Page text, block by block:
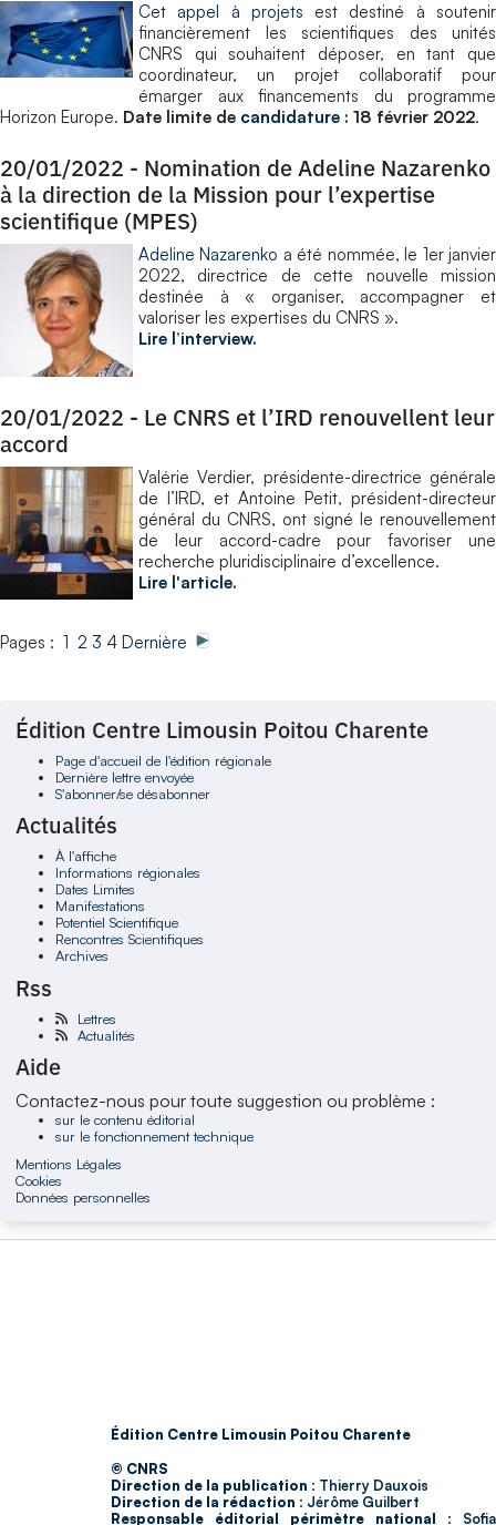
​Cet appel à projets est destiné à soutenir
financièrement les scientifiques des unités
CNRS qui souhaitent déposer, en tant que
coordinateur, un projet collaboratif pour
émarger aux financements du programme
Horizon Europe. Date limite de candidature : 18 février 2022.
20/01/2022 - Nomination de Adeline Nazarenko
à la direction de la Mission pour l’expertise
scientifique (MPES)
Adeline Nazarenko a été nommée, le 1er janvier
2022, directrice de cette nouvelle mission
destinée à « organiser, accompagner et
valoriser les expertises du CNRS ».
Lire l’interview.
20/01/2022 - Le CNRS et l’IRD renouvellent leur
accord
Valérie Verdier, présidente-directrice générale
de l’IRD, et Antoine Petit, président-directeur
général du CNRS, ont signé le renouvellement
de leur accord-cadre pour favoriser une
recherche pluridisciplinaire d’excellence.
Lire l'article.
Pages : 1 2 3 4 Dernière
Édition Centre Limousin Poitou Charente
Page d'accueil de l'édition régionale
Dernière lettre envoyée
S'abonner/se désabonner
Actualités
À l'affiche
Informations régionales
Dates Limites
Manifestations
Potentiel Scientifique
Rencontres Scientifiques
Archives
Rss
Lettres
Actualités
Aide
Contactez-nous pour toute suggestion ou problème :
sur le contenu éditorial
sur le fonctionnement technique
Mentions Légales
Cookies
Données personnelles
Édition Centre Limousin Poitou Charente
© CNRS
Direction de la publication : Thierry Dauxois
Direction de la rédaction : Jérôme Guilbert
Responsable éditorial périmètre national : Sofia